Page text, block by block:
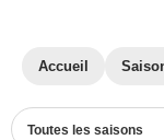
Accueil
Toutes les saisons